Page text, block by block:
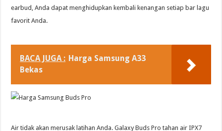
earbud, Anda dapat menghidupkan kembali kenangan setiap bar lagu
favorit Anda.
BACA JUGA : Harga Samsung A33
Bekas
Air tidak akan merusak latihan Anda. Galaxy Buds Pro tahan air IPX7